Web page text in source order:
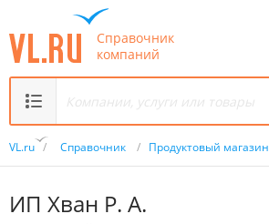
Справочник
компаний
VL.ru / Справочник / Продуктовый магазин
ИП Хван Р. А.